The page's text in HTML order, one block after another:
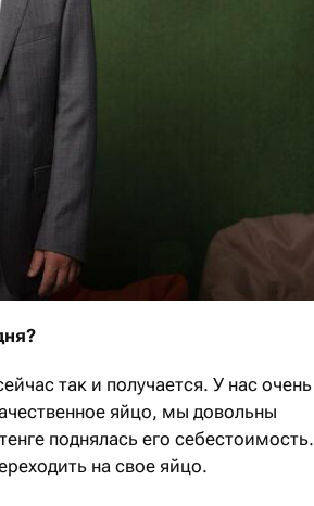
так и получается. У нас очень
яйцо, мы довольны
поднялась его себестоимость.
на свое яйцо.